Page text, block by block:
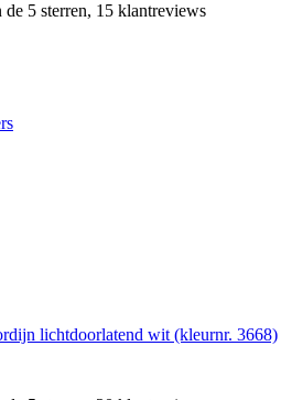
5 sterren, 15 klantreviews
lichtdoorlatend wit (kleurnr. 3668)